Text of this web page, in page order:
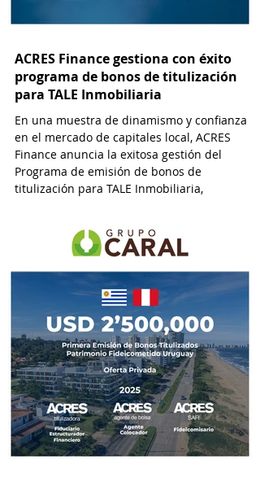
ACRES Finance gestiona con éxito
programa de bonos de titulización
para TALE Inmobiliaria
En una muestra de dinamismo y confianza
en el mercado de capitales local, ACRES
Finance anuncia la exitosa gestión del
Programa de emisión de bonos de
titulización para TALE Inmobiliaria,